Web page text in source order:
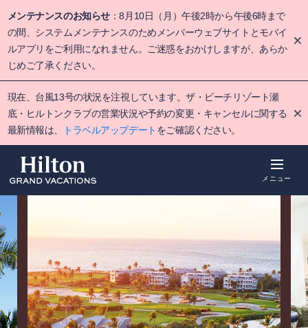
main
メンテナンスのお知らせ：8月10日（月）午後2時から午後6時まで
の間、システムメンテナンスのためメンバーウェブサイトとモバイ
ルアプリをご利用になれません。ご迷惑をおかけしますが、あらか
じめご了承ください。
現在、台風13号の状況を注視しています。ザ・ビーチリゾート瀬
底・ヒルトンクラブの営業状況や予約の変更・キャンセルに関する
最新情報は、
トラベルアップデート をご確認ください。
メニュー